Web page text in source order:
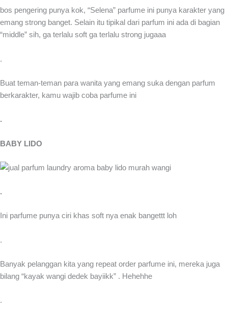
bos pengering punya kok, “Selena” parfume ini punya karakter yang
emang strong banget. Selain itu tipikal dari parfum ini ada di bagian
“middle” sih, ga terlalu soft ga terlalu strong jugaaa
.
Buat teman-teman para wanita yang emang suka dengan parfum
berkarakter, kamu wajib coba parfume ini
.
BABY LIDO
.
Ini parfume punya ciri khas soft nya enak bangettt loh
.
Banyak pelanggan kita yang repeat order parfume ini, mereka juga
bilang “kayak wangi dedek bayiikk” . Hehehhe
.